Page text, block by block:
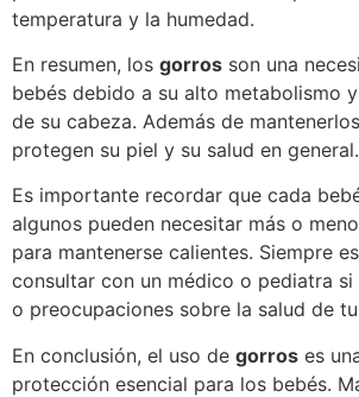
temperatura y la humedad.
En resumen, los gorros son una
bebés debido a su alto metabolismo
de su cabeza. Además de
protegen su piel y su salud en general.
Es importante recordar que cada
algunos pueden necesitar más o
para mantenerse calientes. Siempre
consultar con un médico o pediatra si
o preocupaciones sobre la salud de
En conclusión, el uso de gorros es
protección esencial para los bebés.